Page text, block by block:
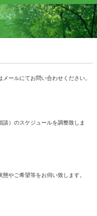
メールにてお問い合わせください。
談）のスケジュールを調整致しま
態やご希望等をお伺い致します。